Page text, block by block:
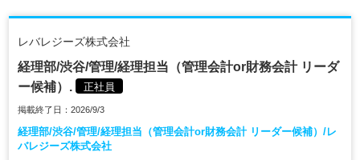
レバレジーズ株式会社
経理部/渋谷/管理/経理担当（管理会計or財務会計 リーダ
ー候補）.
正社員
掲載終了日：2026/9/3
経理部/渋谷/管理/経理担当（管理会計or財務会計 リーダー候補）/レ
バレジーズ株式会社